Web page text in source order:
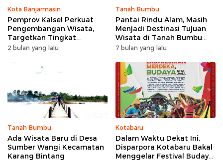
Kota Banjarmasin
Pemprov Kalsel Perkuat
Pengembangan Wisata,
Targetkan Tingkat
Kunjungan Naik 5 Persen di
2 bulan yang lalu
Tanah Bumbu
Pantai Rindu Alam, Masih
Menjadi Destinasi Tujuan
Wisata di Tanah Bumbu
dengan Rindangnya Pohon
7 bulan yang lalu
Tanah Bumbu
Ada Wisata Baru di Desa
Sumber Wangi Kecamatan
Karang Bintang
Kotabaru
Dalam Waktu Dekat Ini,
Disparpora Kotabaru Bakal
Menggelar Festival Budaya